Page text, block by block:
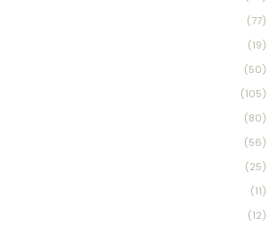
(77)
(19)
(50)
(105)
(80)
(56)
(25)
(11)
(12)